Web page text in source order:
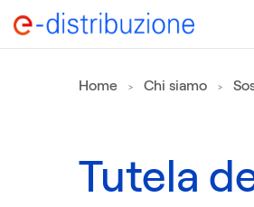
Home Chi siamo
Tutela